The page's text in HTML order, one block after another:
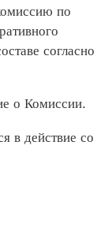
по
согласно
о Комиссии.
в действие со